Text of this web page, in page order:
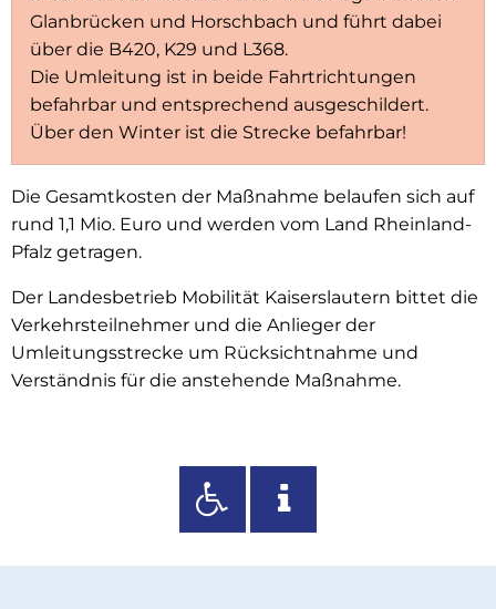
Glanbrücken und Horschbach und führt dabei
über die B420, K29 und L368.
Die Umleitung ist in beide Fahrtrichtungen
befahrbar und entsprechend ausgeschildert.
Über den Winter ist die Strecke befahrbar!
Die Gesamtkosten der Maßnahme belaufen sich auf
rund 1,1 Mio. Euro und werden vom Land Rheinland-
Pfalz getragen.
Der Landesbetrieb Mobilität Kaiserslautern bittet die
Verkehrsteilnehmer und die Anlieger der
Umleitungsstrecke um Rücksichtnahme und
Verständnis für die anstehende Maßnahme.